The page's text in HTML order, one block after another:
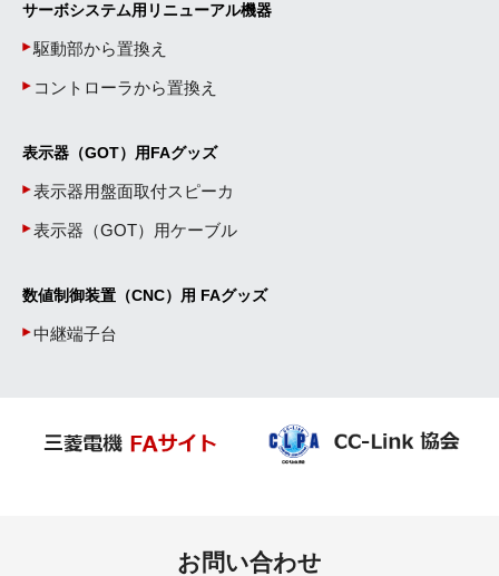
サーボシステム用リニューアル機器
駆動部から置換え
コントローラから置換え
表示器（GOT）用FAグッズ
表示器用盤面取付スピーカ
表示器（GOT）用ケーブル
数値制御装置（CNC）用 FAグッズ
中継端子台
お問い合わせ